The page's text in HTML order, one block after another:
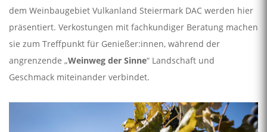
dem Weinbaugebiet Vulkanland Steiermark DAC werden hier
präsentiert. Verkostungen mit fachkundiger Beratung machen
sie zum Treffpunkt für Genießer:innen, während der
angrenzende „Weinweg der Sinne“ Landschaft und
Geschmack miteinander verbindet.